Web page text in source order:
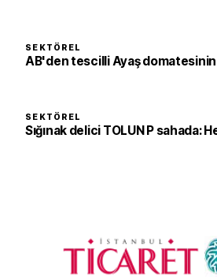
SEKTÖREL
AB'den tescilli Ayaş domatesinin
SEKTÖREL
Sığınak delici TOLUN P sahada: